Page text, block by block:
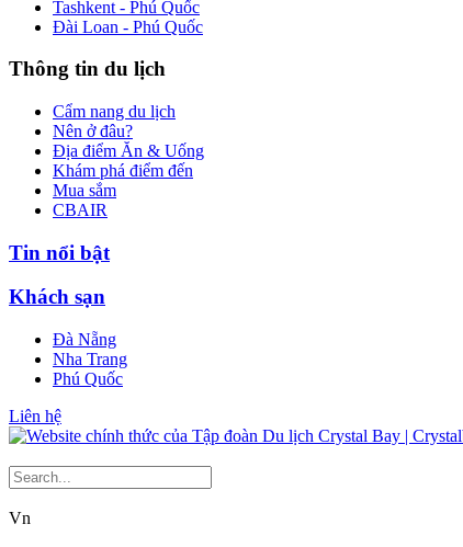
Tashkent - Phú Quốc
Đài Loan - Phú Quốc
Thông tin du lịch
Cẩm nang du lịch
Nên ở đâu?
Địa điểm Ăn & Uống
Khám phá điểm đến
Mua sắm
CBAIR
Tin nổi bật
Khách sạn
Đà Nẵng
Nha Trang
Phú Quốc
Liên hệ
Vn